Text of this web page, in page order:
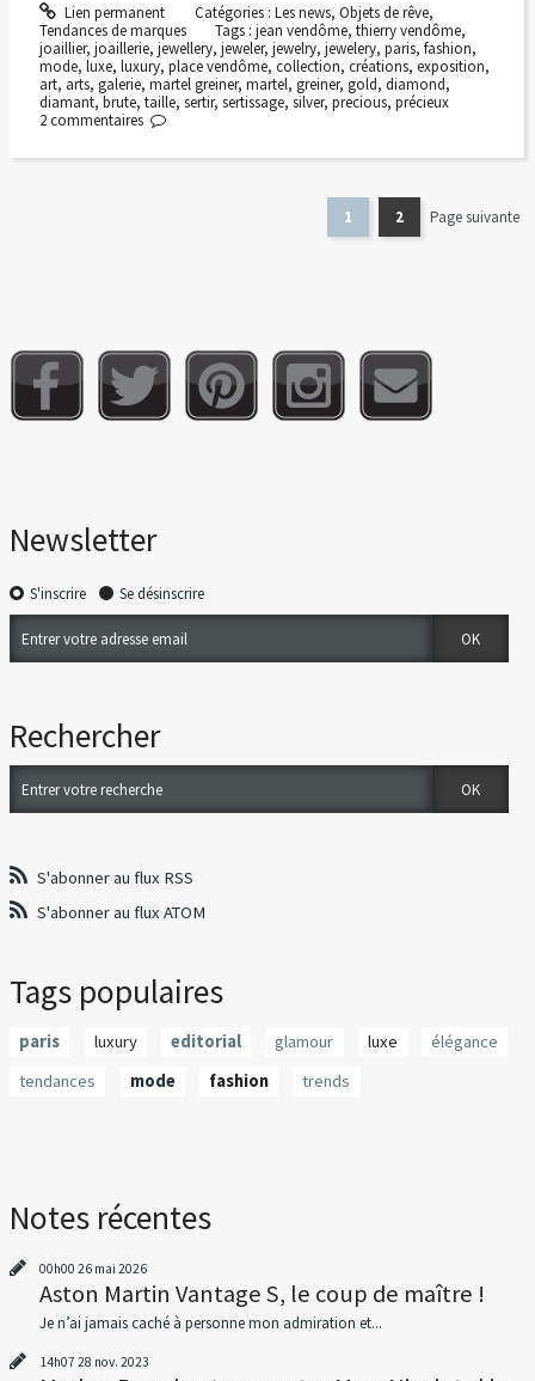
Lien permanent Catégories : Les news, Objets de rêve,
Tendances de marques
Tags :jean vendôme,thierry vendôme,
joaillier, joaillerie, jewellery, jeweler, jewelry, jewelery, paris, fashion,
mode, luxe, luxury, place vendôme, collection, créations, exposition,
art, arts, galerie, martel greiner, martel, greiner, gold, diamond,
diamant, brute, taille, sertir, sertissage, silver, precious, précieux
2 commentaires
1 2 Page suivante
Newsletter
S'inscrire Se désinscrire
Rechercher
S'abonner au flux RSS
S'abonner au flux ATOM
Tags populaires
paris luxury editorial glamour luxe
élégance
tendances
mode fashion trends
Notes récentes
00h00 26 mai 2026
Aston Martin Vantage S, le coup de maître !
Je n’ai jamais caché à personne mon admiration et...
14h07 28 nov. 2023